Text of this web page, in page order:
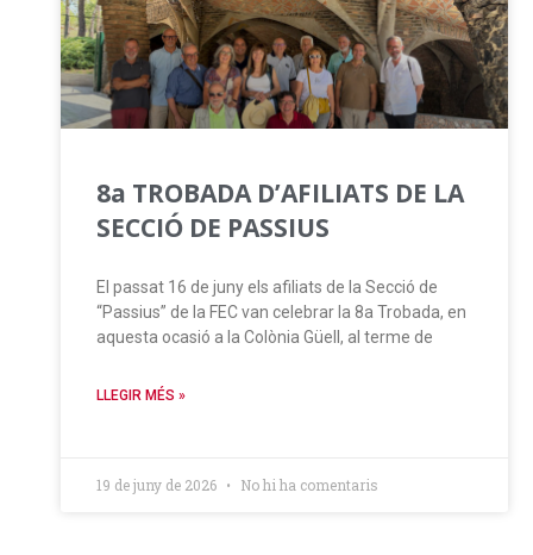
8a TROBADA D’AFILIATS DE LA
SECCIÓ DE PASSIUS
El passat 16 de juny els afiliats de la Secció de
“Passius” de la FEC van celebrar la 8a Trobada, en
aquesta ocasió a la Colònia Güell, al terme de
LLEGIR MÉS »
19 de juny de 2026 No hi ha comentaris